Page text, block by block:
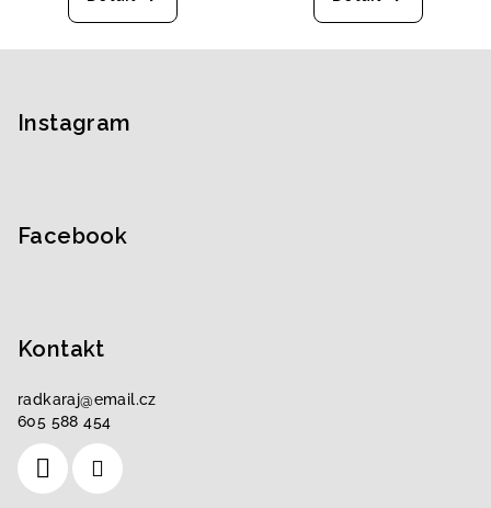
Instagram
Facebook
Kontakt
radkaraj@email.cz
605 588 454